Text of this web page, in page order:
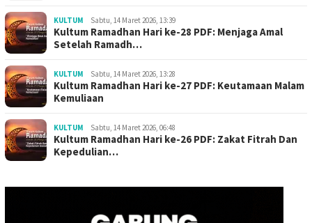
KULTUM Sabtu, 14 Maret 2026, 13:39
Kultum Ramadhan Hari ke-28 PDF: Menjaga Amal
Setelah Ramadh…
KULTUM Sabtu, 14 Maret 2026, 13:28
Kultum Ramadhan Hari ke-27 PDF: Keutamaan Malam
Kemuliaan
KULTUM Sabtu, 14 Maret 2026, 06:48
Kultum Ramadhan Hari ke-26 PDF: Zakat Fitrah Dan
Kepedulian…